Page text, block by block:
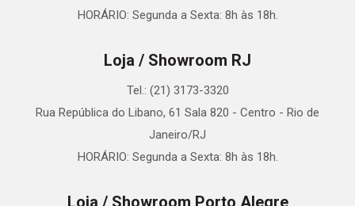
HORÁRIO: Segunda a Sexta: 8h às 18h.
Loja / Showroom RJ
Tel.: (21) 3173-3320
Rua República do Libano, 61 Sala 820 - Centro - Rio de
Janeiro/RJ
HORÁRIO: Segunda a Sexta: 8h às 18h.
Loja / Showroom Porto Alegre